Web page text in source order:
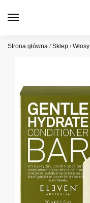
Strona główna /Sklep /Włosy